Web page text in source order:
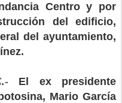
Centro y por
del edificio,
del ayuntamiento,
El ex presidente
Mario García